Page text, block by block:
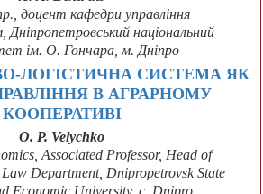
доцент кафедри управління
Дніпропетровський національний
ім. О. Гончара, м. Дніпро
ЛОГІСТИЧНА СИСТЕМА ЯК
В АГРАРНОМУ
КООПЕРАТИВІ
O. P. Velychko
Associated Professor, Head of
Department, Dnipropetrovsk State
Economic University, с. Dnipro